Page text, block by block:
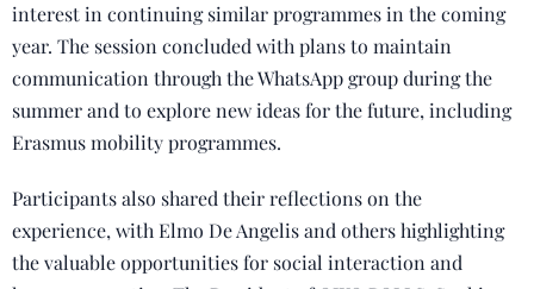
interest in continuing similar programmes in the coming
year. The session concluded with plans to maintain
communication through the WhatsApp group during the
summer and to explore new ideas for the future, including
Erasmus mobility programmes.
Participants also shared their reflections on the
experience, with Elmo De Angelis and others highlighting
the valuable opportunities for social interaction and